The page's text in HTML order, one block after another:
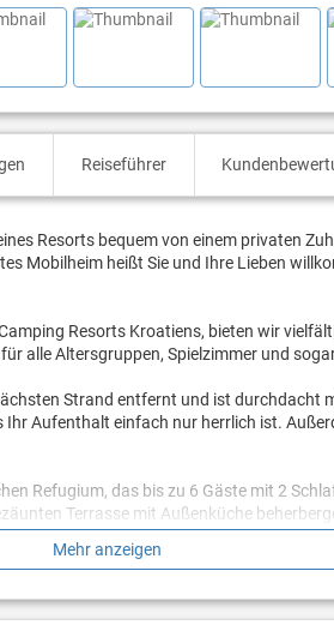
Reiseführer
Resorts bequem von einem privaten
Mobilheim heißt Sie und Ihre Lieben
Resorts Kroatiens, bieten wir
alle Altersgruppen, Spielzimmer und
Strand entfernt und ist durchdacht
Aufenthalt einfach nur herrlich ist.
Refugium, das bis zu 6 Gäste mit 2
Terrasse mit Außenküche
bietet.
Vorhänge umhüllen die Zimmer und
Mehr anzeigen